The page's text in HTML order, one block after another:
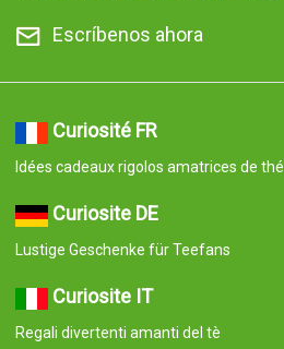
Escríbenos ahora
Curiosité FR
Idées cadeaux rigolos amatrices de thé
Curiosite DE
Lustige Geschenke für Teefans
Curiosite IT
Regali divertenti amanti del tè